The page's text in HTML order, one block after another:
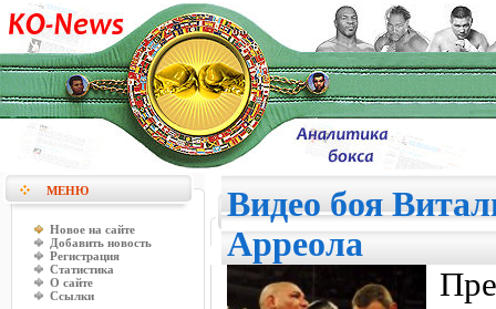
МЕНЮ
Новое на сайте
Добавить новость
Регистрация
Статистика
О сайте
Ссылки
Видео боя
Арреола